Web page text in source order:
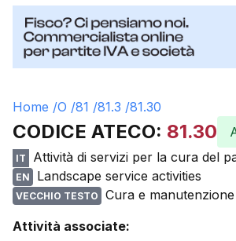
Home /O /81 /81.3 /81.30
CODICE ATECO: 81.30
IT Attività di servizi per la cura del
EN Landscape service activities
VECCHIO TESTO
Cura e
Attività associate: